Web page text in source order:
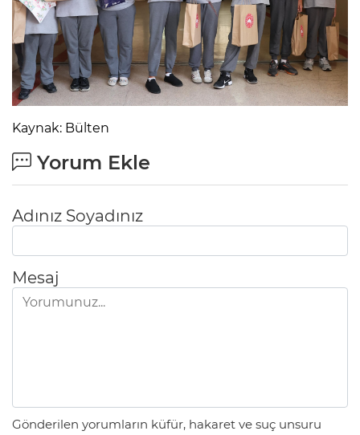
Kaynak: Bülten
Yorum Ekle
Adınız Soyadınız
Mesaj
Gönderilen yorumların küfür, hakaret ve suç unsuru